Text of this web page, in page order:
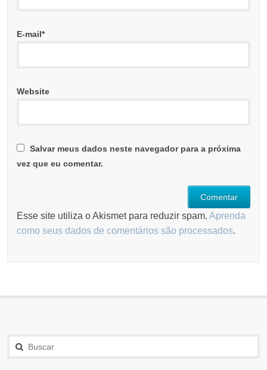
E-mail*
Website
Salvar meus dados neste navegador para a próxima
vez que eu comentar.
Esse site utiliza o Akismet para reduzir spam.Aprenda
como seus dados de comentários são processados.